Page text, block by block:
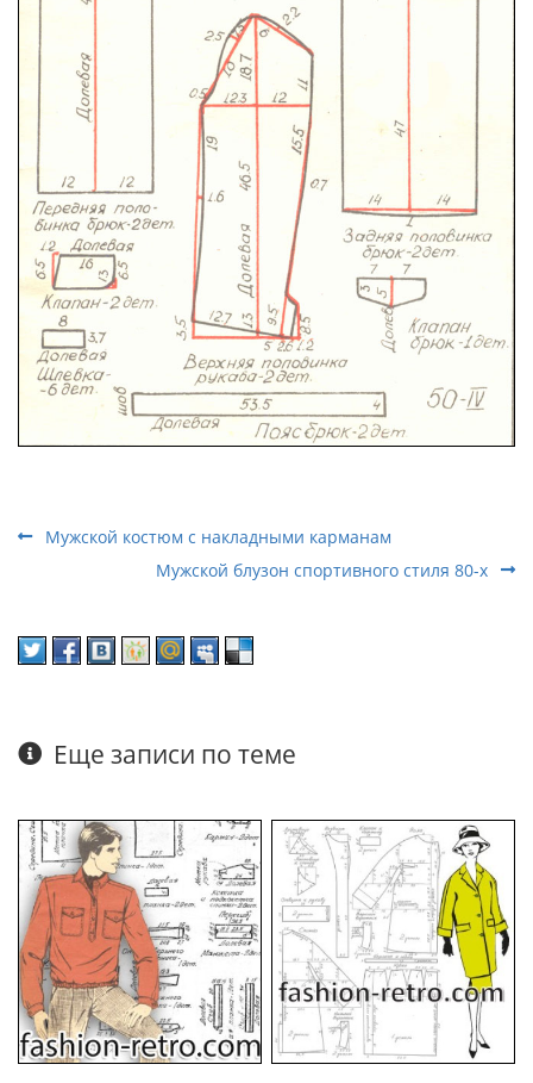
Мужской костюм с накладными карманам
Мужской блузон спортивного стиля 80-х
Еще записи по теме